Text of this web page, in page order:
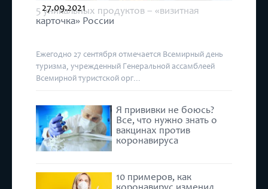
5 уникальных продуктов – «визитная
карточка» России
27.09.2021
Ежегодно 27 сентября отмечается Всемирный день
туризма, учрежденный Генеральной ассамблеей
Всемирной туристской орг...
Я прививки не боюсь?
Все, что нужно знать о
вакцинах против
коронавируса
10 примеров, как